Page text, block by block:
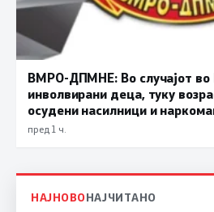
ВМРО-ДПМНЕ: Во случајот во
инволвирани деца, туку
осудени насилници и
пред 1 ч.
НАЈНОВОНАЈЧИТАНО